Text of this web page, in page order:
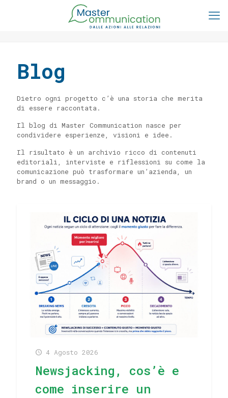
Blog
Dietro ogni progetto c’è una storia che merita
di essere raccontata.
Il blog di Master Communication nasce per
condividere esperienze, visioni e idee.
Il risultato è un archivio ricco di contenuti
editoriali, interviste e riflessioni su come la
comunicazione può trasformare un’azienda, un
brand o un messaggio.
4 Agosto 2026
Newsjacking, cos’è e
come inserire un